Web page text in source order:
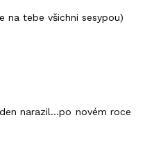
na tebe všichni sesypou)
narazil...po novém roce